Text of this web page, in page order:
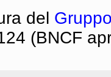
del
(BNCF